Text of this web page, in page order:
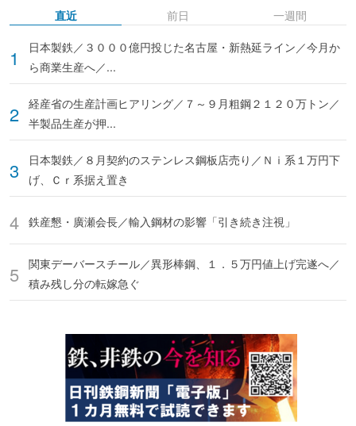
直近
日本製鉄／３０００億円投じた名古屋・新熱延ライン／今月か
ら商業生産へ／...
経産省の生産計画ヒアリング／７～９月粗鋼２１２０万トン／
半製品生産が押...
日本製鉄／８月契約のステンレス鋼板店売り／Ｎｉ系１万円下
げ、Ｃｒ系据え置き
鉄産懇・廣瀬会長／輸入鋼材の影響「引き続き注視」
関東デーバースチール／異形棒鋼、１．５万円値上げ完遂へ／
積み残し分の転嫁急ぐ
前日 一週間